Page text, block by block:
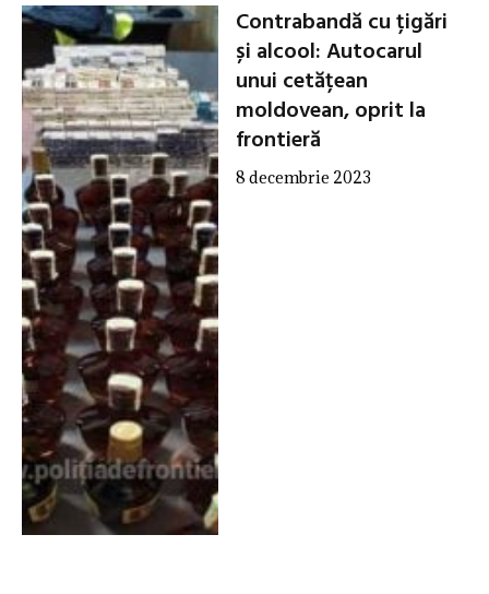
Contrabandă cu țigări
și alcool: Autocarul
unui cetățean
moldovean, oprit la
frontieră
8 decembrie 2023